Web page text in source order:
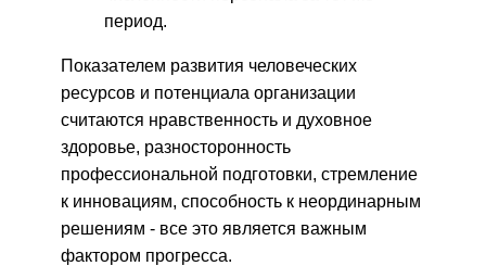
период.
Показателем развития человеческих
ресурсов и потенциала организации
считаются нравственность и духовное
здоровье, разносторонность
профессиональной подготовки, стремление
к инновациям, способность к неординарным
решениям - все это является важным
фактором прогресса.